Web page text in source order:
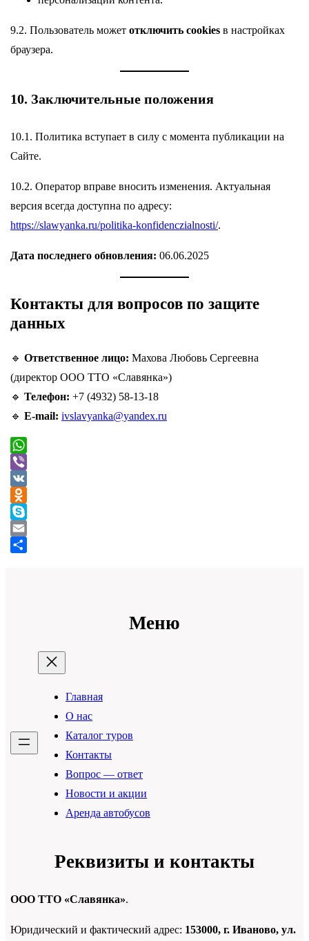
9.2. Пользователь можетотключить cookies в настройках
браузера.
10. Заключительные положения
10.1. Политика вступает в силу с момента публикации на
Сайте.
10.2. Оператор вправе вносить изменения. Актуальная
версия всегда доступна по адресу:
https://slawyanka.ru/politika-konfidenczialnosti/.
Дата последнего обновления: 06.06.2025
Контакты для вопросов по защите
данных
🔹Ответственное лицо: Махова Любовь Сергеевна
(директор ООО ТТО «Славянка»)
🔹Телефон: +7 (4932) 58-13-18
🔹E-mail: ivslavyanka@yandex.ru
WhatsApp
Viber
VK
Odnoklassniki
Skype
Email
Меню
Главная
О нас
Каталог туров
Контакты
Вопрос — ответ
Новости и акции
Аренда автобусов
Реквизиты и контакты
ООО ТТО «Славянка».
Юридический и фактический адрес: 153000, г. Иваново, ул.